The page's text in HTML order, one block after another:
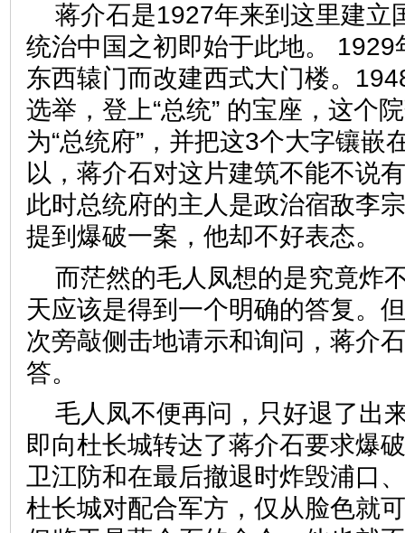
蒋介石是1927年来到这里建立
统治中国之初即始于此地。 1929
东西辕门而改建西式大门楼。
选举，登上“总统” 的宝座，这个
为“总统府”，并把这3个大字镶嵌
以，蒋介石对这片建筑不能不说
此时总统府的主人是政治宿敌李
提到爆破一案，他却不好表态。
而茫然的毛人凤想的是究竟炸
天应该是得到一个明确的答复。
次旁敲侧击地请示和询问，蒋介
答。
毛人凤不便再问，只好退了出
即向杜长城转达了蒋介石要求爆
卫江防和在最后撤退时炸毁浦口
杜长城对配合军方，仅从脸色就